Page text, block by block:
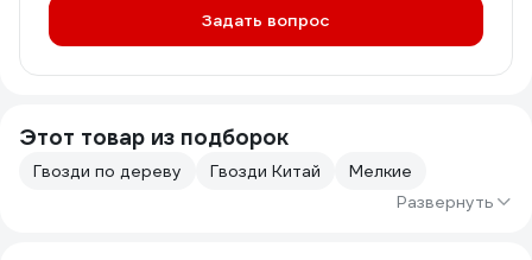
Задать вопрос
Этот товар из подборок
Гвозди по дереву Гвозди Китай
Мелкие
Развернуть